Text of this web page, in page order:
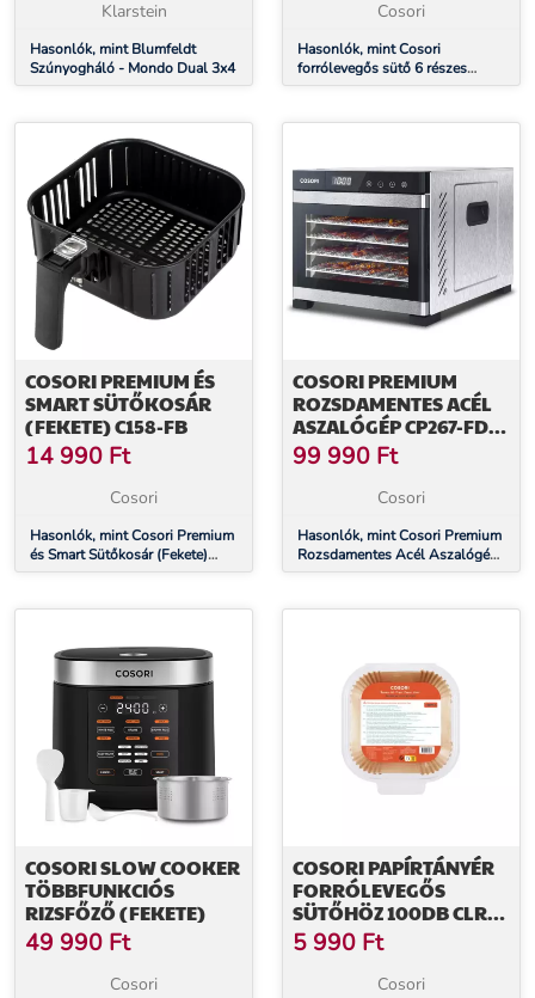
Klarstein
Hasonlók, mint Blumfeldt
Szúnyogháló - Mondo Dual 3x4
Cosori
Hasonlók, mint Cosori
forrólevegős sütő 6 részes
tartozékkészlet C158-6AC
COSORI PREMIUM ÉS
SMART SÜTŐKOSÁR
(FEKETE) C158-FB
14 990 Ft
Cosori
Hasonlók, mint Cosori Premium
és Smart Sütőkosár (Fekete)
C158-FB
COSORI PREMIUM
ROZSDAMENTES ACÉL
ASZALÓGÉP CP267-FD-
RXS
99 990 Ft
Cosori
Hasonlók, mint Cosori Premium
Rozsdamentes Acél Aszalógép
CP267-FD-RXS
COSORI SLOW COOKER
TÖBBFUNKCIÓS
RIZSFŐZŐ (FEKETE)
49 990 Ft
Cosori
COSORI PAPÍRTÁNYÉR
FORRÓLEVEGŐS
SÜTŐHÖZ 100DB CLR-
R601-NEU
5 990 Ft
Cosori